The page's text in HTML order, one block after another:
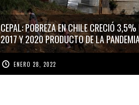
CEPAL: POBREZA EN CHILE CRECIÓ 3,5%
2017 Y 2020 PRODUCTO DE LA
ENERO 28, 2022